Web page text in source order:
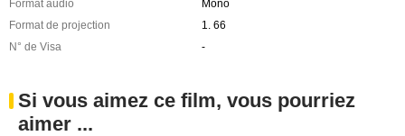
Format audio
Mono
Format de projection
1. 66
N° de Visa
-
Si vous aimez ce film, vous pourriez
aimer ...